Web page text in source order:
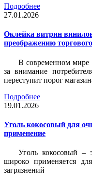
Подробнее
27.01.2026
Оклейка витрин
преображению
В современном мире
за внимание
переступит порог
Подробнее
19.01.2026
Уголь кокосовый для
применение
Уголь кокосовый –
широко применяется
загрязнений